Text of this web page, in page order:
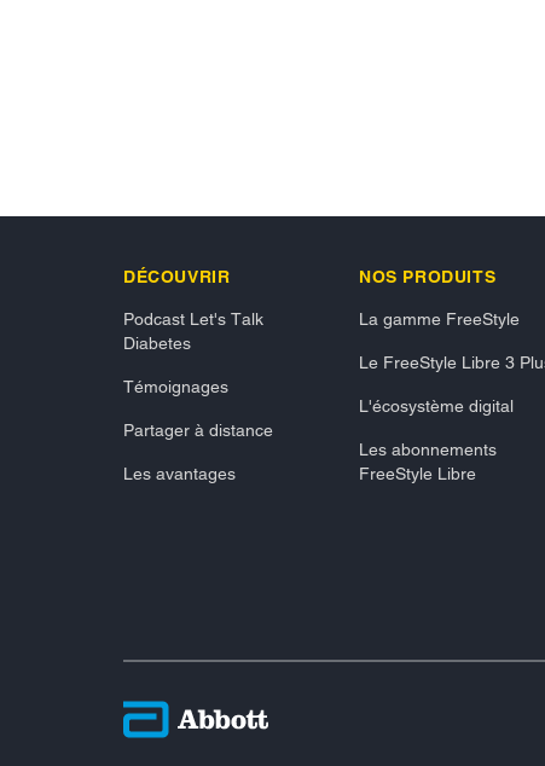
DÉCOUVRIR
Podcast Let's Talk
Diabetes
Témoignages
Partager à distance
Les avantages
NOS PRODUITS
La gamme FreeStyle
Le FreeStyle Libre 3
L'écosystème digital
Les abonnements
FreeStyle Libre